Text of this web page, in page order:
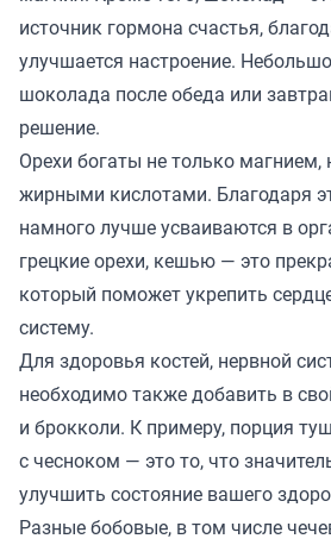
источник гормона счастья,
улучшается настроение.
шоколада после обеда или
решение.
Орехи богаты не только магнием,
жирными кислотами. Благодаря
намного лучше усваиваются в
грецкие орехи, кешью — это
который поможет укрепить
систему.
Для здоровья костей, нервной
необходимо также добавить в
и брокколи. К примеру, порция
с чесноком — это то, что
улучшить состояние вашего
Разные бобовые, в том числе